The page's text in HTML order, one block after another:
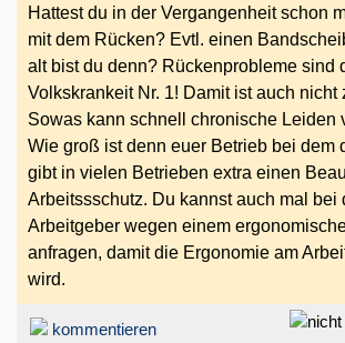
Hattest du in der Vergangenheit schon
mit dem Rücken? Evtl. einen
alt bist du denn? Rückenprobleme sind
Volkskrankeit Nr. 1! Damit ist auch nicht
Sowas kann schnell chronische Leiden
Wie groß ist denn euer Betrieb bei dem
gibt in vielen Betrieben extra einen
Arbeitssschutz. Du kannst auch mal bei
Arbeitgeber wegen einem
anfragen, damit die Ergonomie am
wird.
kommentieren